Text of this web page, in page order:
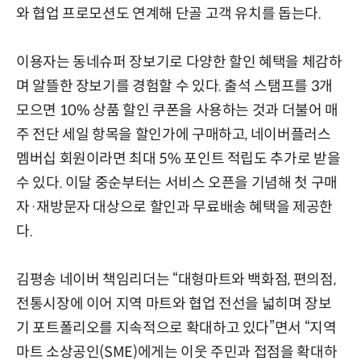
와 협업 프로모션도 연계해 단골 고객 유치를 돕는다.
이용자는 동네슈퍼 장보기로 다양한 할인 혜택을 체감하
며 알뜰한 장보기를 경험할 수 있다. 출석 스탬프를 3개
모으면 10% 상품 할인 쿠폰을 사용하는 것과 더불어 매
주 전단 세일 항목을 할인가에 구매하고, 네이버플러스
멤버십 회원이라면 최대 5% 포인트 적립도 추가로 받을
수 있다. 이달 중순부터는 서비스 오픈을 기념해 첫 구매
자·재방문자 대상으로 할인과 무료배송 혜택을 제공한
다.
김평송 네이버 책임리더는 “대형마트와 백화점, 편의점,
전통시장에 이어 지역 마트와 협업 전선을 넓히며 장보
기 포트폴리오를 지속적으로 확대하고 있다”면서 “지역
마트 소상공인(SME)에게는 이웃 주민과 접점을 확대하